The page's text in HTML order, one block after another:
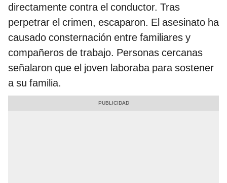
directamente contra el conductor. Tras
perpetrar el crimen, escaparon. El asesinato ha
causado consternación entre familiares y
compañeros de trabajo. Personas cercanas
señalaron que el joven laboraba para sostener
a su familia.